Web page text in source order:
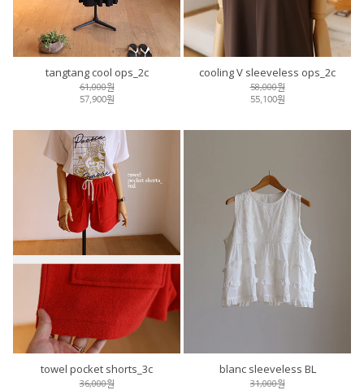
tangtang cool ops_2c
61,000원
57,900원
cooling V sleeveless ops_2c
58,000원
55,100원
towel pocket shorts_3c
36,000원
blanc sleeveless BL
31,000원